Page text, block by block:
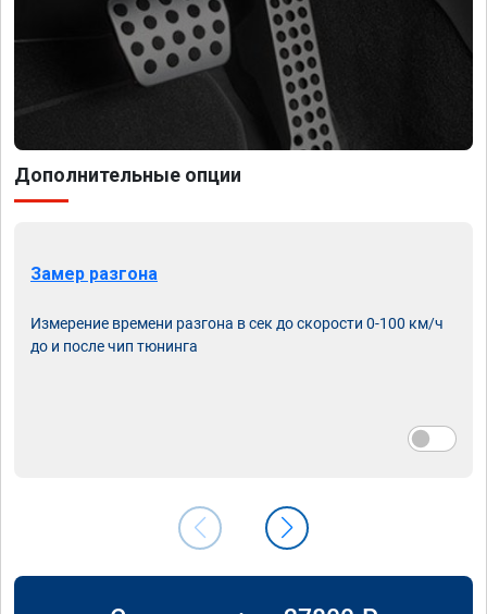
Дополнительные опции
Замер разгона
Измерение времени разгона в сек до скорости 0-100 км/ч
до и после чип тюнинга